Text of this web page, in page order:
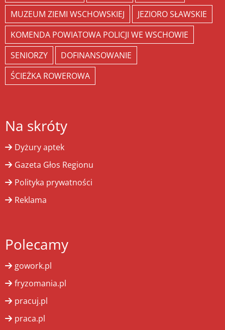
MUZEUM ZIEMI WSCHOWSKIEJ
JEZIORO SŁAWSKIE
KOMENDA POWIATOWA POLICJI WE WSCHOWIE
SENIORZY
DOFINANSOWANIE
ŚCIEŻKA ROWEROWA
Na skróty
Dyżury aptek
Gazeta Głos Regionu
Polityka prywatności
Reklama
Polecamy
gowork.pl
fryzomania.pl
pracuj.pl
praca.pl